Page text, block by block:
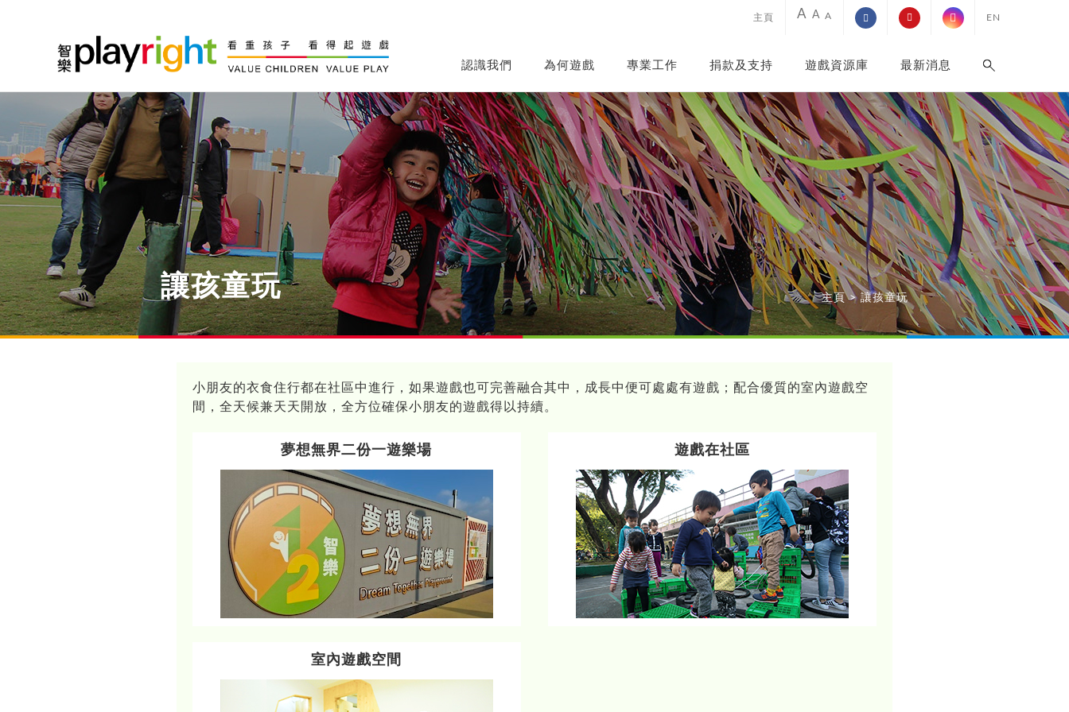
主頁 A A A EN
認識我們 為何遊戲 專業工作 捐款及支持 遊戲資源庫 最新消息
讓孩童玩 主頁 > 讓孩童玩
小朋友的衣食住行都在社區中進行，如果遊戲也可完善融合其中，成長中便可處處有遊戲；配合優質的室內遊戲空
間，全天候兼天天開放，全方位確保小朋友的遊戲得以持續。
夢想無界二份一遊樂場 遊戲在社區
室內遊戲空間